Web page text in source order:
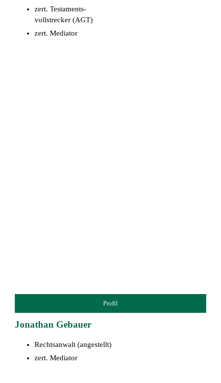
zert. Testaments-
vollstrecker (AGT)
zert. Mediator
Profil
Jonathan Gebauer
Rechtsanwalt (angestellt)
zert. Mediator